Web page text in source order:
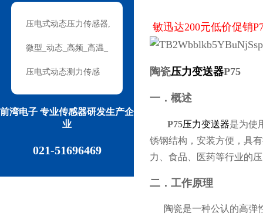
压电式动态压力传感器,
微型_动态_高频_高温_
力液位潮位测量
压电式动态测力传感
前湾电子 专业传感器研发生产企
业
021-51696469
敏迅达200元低价促销
陶瓷压力变送器P75
一．概述
P75压力变送器是为使
锈钢结构，安装方便，具
力、食品、医药等行业的
二．工作原理
陶瓷是一种公认的高弹